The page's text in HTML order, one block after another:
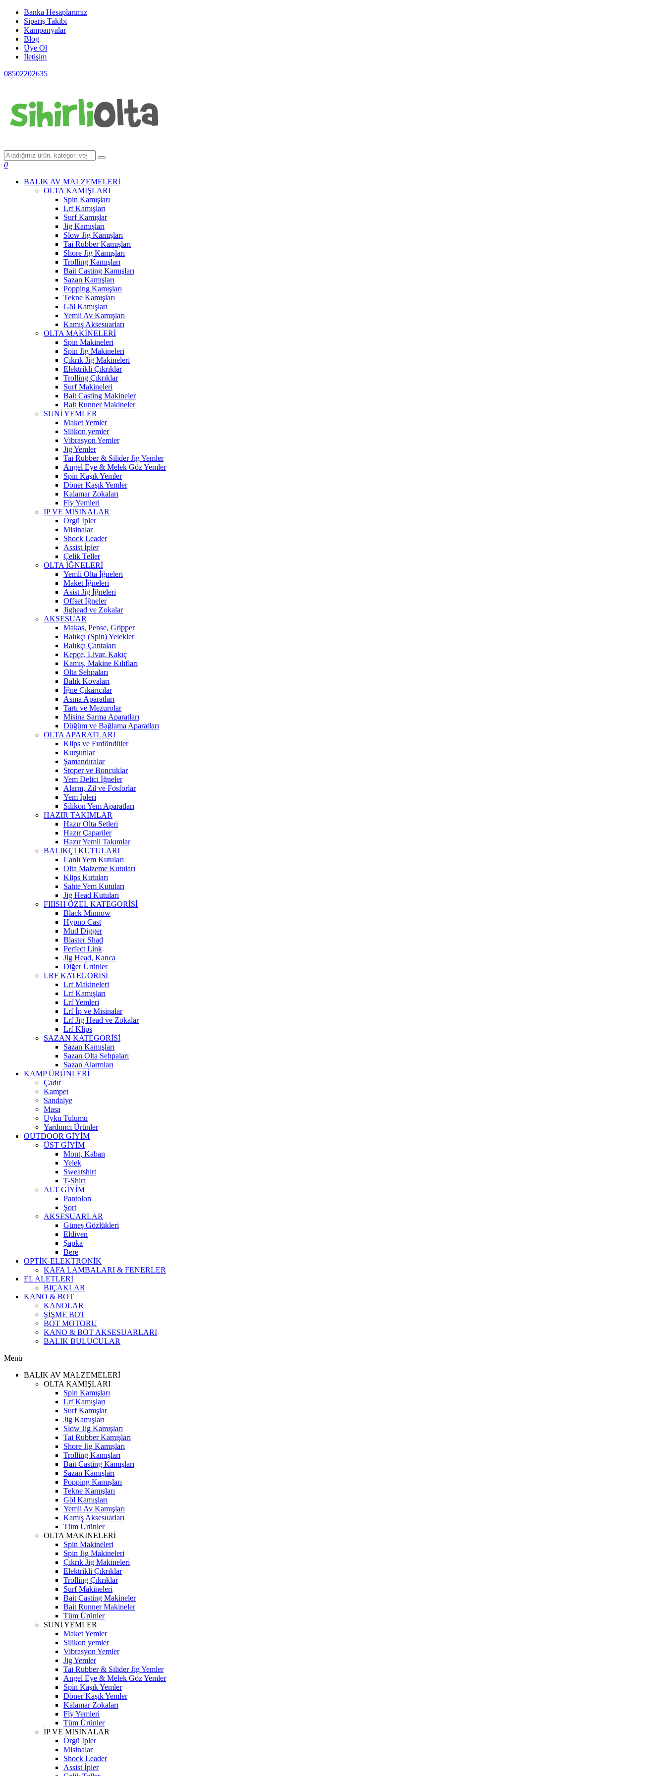
Banka Hesaplarımız
Sipariş Takibi
Kampanyalar
Blog
Üye Ol
İletişim
08502202635
0
BALIK AV MALZEMELERİ
OLTA KAMIŞLARI
Spin Kamışları
Lrf Kamışları
Surf Kamışlar
Jig Kamışları
Slow Jig Kamışları
Tai Rubber Kamışları
Shore Jig Kamışları
Trolling Kamışları
Bait Casting Kamışları
Sazan Kamışları
Popping Kamışları
Tekne Kamışları
Göl Kamışları
Yemli Av Kamışları
Kamış Aksesuarları
OLTA MAKİNELERİ
Spin Makineleri
Spin Jig Makineleri
Çıkrık Jig Makineleri
Elektrikli Çıkrıklar
Trolling Çıkrıklar
Surf Makineleri
Bait Casting Makineler
Bait Runner Makineler
SUNİ YEMLER
Maket Yemler
Silikon yemler
Vibrasyon Yemler
Jig Yemler
Tai Rubber & Silider Jig Yemler
Angel Eye & Melek Göz Yemler
Spin Kaşık Yemler
Döner Kaşık Yemler
Kalamar Zokaları
Fly Yemleri
İP VE MİSİNALAR
Örgü İpler
Misinalar
Shock Leader
Assist İpler
Çelik Teller
OLTA İĞNELERİ
Yemli Olta İğneleri
Maket İğneleri
Asist Jig İğneleri
Offset İğneler
Jighead ve Zokalar
AKSESUAR
Makas, Pense, Gripper
Balıkçı (Spin) Yelekler
Balıkçı Çantaları
Kepçe, Livar, Kakıç
Kamış, Makine Kılıfları
Olta Sehpaları
Balık Kovaları
İğne Çıkarıcılar
Asma Aparatları
Tartı ve Mezurolar
Misina Sarma Aparatları
Düğüm ve Bağlama Aparatları
OLTA APARATLARI
Klips ve Fırdöndüler
Kurşunlar
Şamandıralar
Stoper ve Boncuklar
Yem Delici İğneler
Alarm, Zil ve Fosforlar
Yem İpleri
Silikon Yem Aparatları
HAZIR TAKIMLAR
Hazır Olta Setleri
Hazır Çapariler
Hazır Yemli Takımlar
BALIKÇI KUTULARI
Canlı Yem Kutuları
Olta Malzeme Kutuları
Klips Kutuları
Sahte Yem Kutuları
Jig Head Kutuları
FIIISH ÖZEL KATEGORİSİ
Black Minnow
Hypno Cast
Mud Digger
Blaster Shad
Perfect Link
Jig Head, Kanca
Diğer Ürünler
LRF KATEGORİSİ
Lrf Makineleri
Lrf Kamışları
Lrf Yemleri
Lrf İp ve Misinalar
Lrf Jig Head ve Zokalar
Lrf Klips
SAZAN KATEGORİSİ
Sazan Kamışları
Sazan Olta Sehpaları
Sazan Alarmları
KAMP ÜRÜNLERİ
Çadır
Kampet
Sandalye
Masa
Uyku Tulumu
Yardımcı Ürünler
OUTDOOR GİYİM
ÜST GİYİM
Mont, Kaban
Yelek
Sweatshirt
T-Shirt
ALT GİYİM
Pantolon
Şort
AKSESUARLAR
Güneş Gözlükleri
Eldiven
Şapka
Bere
OPTİK-ELEKTRONİK
KAFA LAMBALARI & FENERLER
EL ALETLERİ
BIÇAKLAR
KANO & BOT
KANOLAR
ŞİŞME BOT
BOT MOTORU
KANO & BOT AKSESUARLARI
BALIK BULUCULAR
Menü
BALIK AV MALZEMELERİ
OLTA KAMIŞLARI
Spin Kamışları
Lrf Kamışları
Surf Kamışlar
Jig Kamışları
Slow Jig Kamışları
Tai Rubber Kamışları
Shore Jig Kamışları
Trolling Kamışları
Bait Casting Kamışları
Sazan Kamışları
Popping Kamışları
Tekne Kamışları
Göl Kamışları
Yemli Av Kamışları
Kamış Aksesuarları
Tüm Ürünler
OLTA MAKİNELERİ
Spin Makineleri
Spin Jig Makineleri
Çıkrık Jig Makineleri
Elektrikli Çıkrıklar
Trolling Çıkrıklar
Surf Makineleri
Bait Casting Makineler
Bait Runner Makineler
Tüm Ürünler
SUNİ YEMLER
Maket Yemler
Silikon yemler
Vibrasyon Yemler
Jig Yemler
Tai Rubber & Silider Jig Yemler
Angel Eye & Melek Göz Yemler
Spin Kaşık Yemler
Döner Kaşık Yemler
Kalamar Zokaları
Fly Yemleri
Tüm Ürünler
İP VE MİSİNALAR
Örgü İpler
Misinalar
Shock Leader
Assist İpler